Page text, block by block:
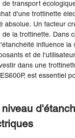
de transport
d'une trottinette
absolue. Un facteur
de la trottinette. Dans
influence la
et de
dans une
est essentiel